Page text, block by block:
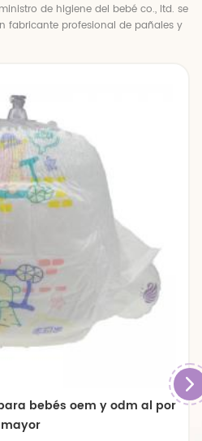
de higiene del bebé co., ltd. se
fabricante profesional de pañales y
bebés oem y odm al por
mayor